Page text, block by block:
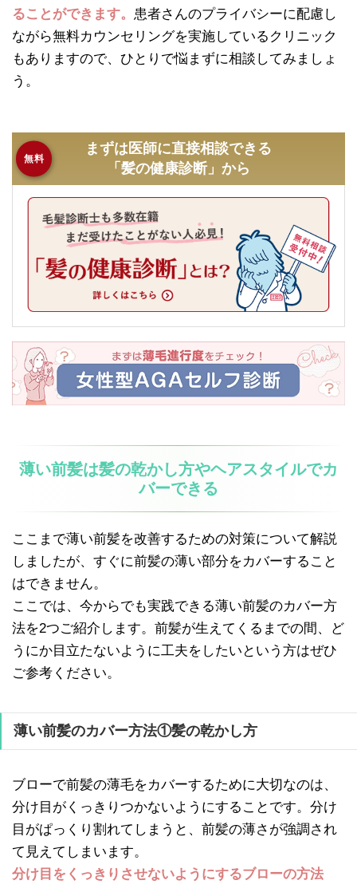
ることができます。 患者さんのプライバシーに配慮し
ながら無料カウンセリングを実施しているクリニック
もありますので、ひとりで悩まずに相談してみましょ
う。
無料
まずは医師に直接相談できる
「髪の健康診断」から
薄い前髪は髪の乾かし方やヘアスタイルでカ
バーできる
ここまで薄い前髪を改善するための対策について解説
しましたが、すぐに前髪の薄い部分をカバーすること
はできません。
ここでは、今からでも実践できる薄い前髪のカバー方
法を2つご紹介します。前髪が生えてくるまでの間、ど
うにか目立たないように工夫をしたいという方はぜひ
ご参考ください。
薄い前髪のカバー方法①髪の乾かし方
ブローで前髪の薄毛をカバーするために大切なのは、
分け目がくっきりつかないようにすることです。分け
目がぱっくり割れてしまうと、前髪の薄さが強調され
て見えてしまいます。
分け目をくっきりさせないようにするブローの方法